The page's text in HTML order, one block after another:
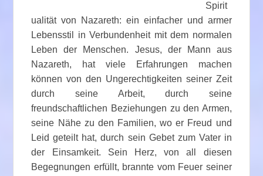
Spirit
ualität von Nazareth: ein einfacher und armer
Lebensstil in Verbundenheit mit dem normalen
Leben der Menschen. Jesus, der Mann aus
Nazareth, hat viele Erfahrungen machen
können von den Ungerechtigkeiten seiner Zeit
durch seine Arbeit, durch seine
freundschaftlichen Beziehungen zu den Armen,
seine Nähe zu den Familien, wo er Freud und
Leid geteilt hat, durch sein Gebet zum Vater in
der Einsamkeit. Sein Herz, von all diesen
Begegnungen erfüllt, brannte vom Feuer seiner